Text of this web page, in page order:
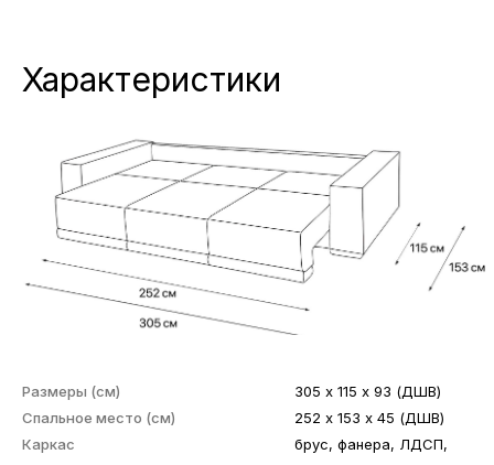
Размеры (см)
Спальное место (см)
Каркас
305 х 115 х 93 (ДШВ)
252 х 153 х 45 (ДШВ)
брус, фанера, ЛДСП,
Характеристики